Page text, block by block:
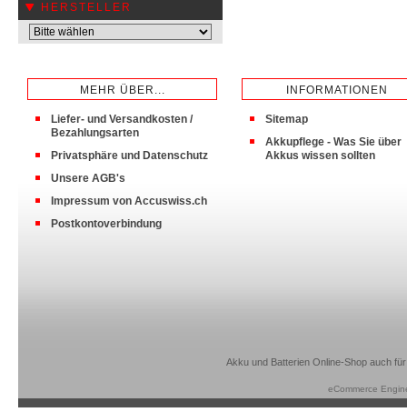
HERSTELLER
MEHR ÜBER...
Liefer- und Versandkosten /
Bezahlungsarten
Privatsphäre und Datenschutz
Unsere AGB's
Impressum von Accuswiss.ch
Postkontoverbindung
INFORMATIONEN
Sitemap
Akkupflege - Was Sie über
Akkus wissen sollten
Akku und Batterien Online-Shop auch
eCommerce